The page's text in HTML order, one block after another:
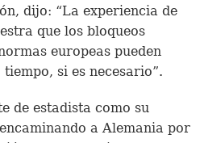
dijo: “La experiencia de
que los bloqueos
europeas pueden
si es necesario”.
de estadista como su
a Alemania por